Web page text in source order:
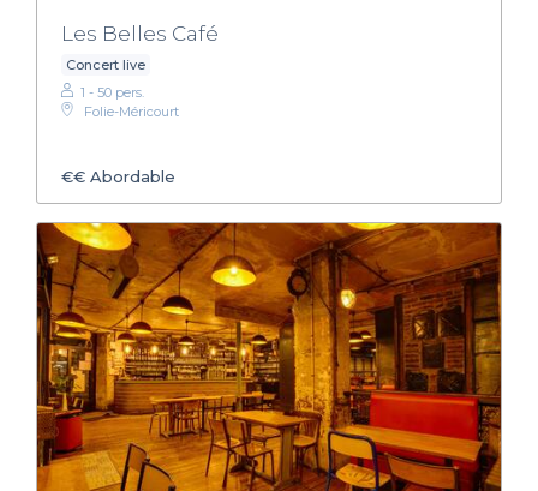
Les Belles Café
Concert live
1 - 50 pers.
Folie-Méricourt
€€ Abordable